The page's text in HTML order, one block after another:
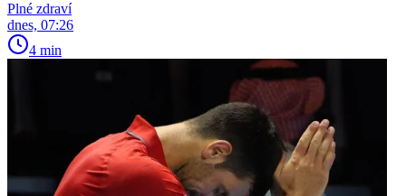
Plné zdraví
dnes, 07:26
4 min